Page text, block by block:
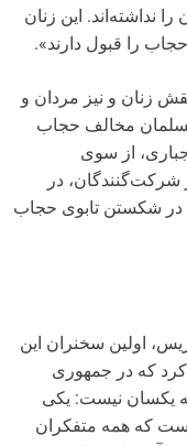
نداشته‌اند. این زنان
را قبول دارند».
زنان و نیز مردان و
مخالف حجاب
از سوی
در
در شکستن تابوی حجاب
اولین سخنران این
کرد که در جمهوری
یکسان نیست: یکی
که همه متفکران